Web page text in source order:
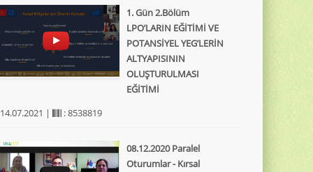
1. Gün 2.Bölüm
LPO’LARIN EĞİTİMİ VE
POTANSİYEL YEG’LERİN
ALTYAPISININ
OLUŞTURULMASI
EĞİTİMİ
|
: 8538819
08.12.2020 Paralel
Oturumlar - Kırsal